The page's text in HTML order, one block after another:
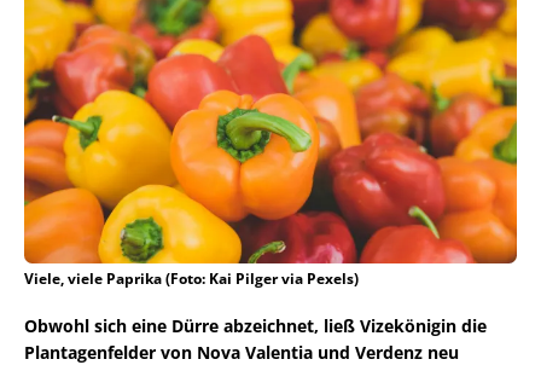
Viele, viele Paprika (Foto: Kai Pilger via Pexels)
Obwohl sich eine Dürre abzeichnet, ließ Vizekönigin die
Plantagenfelder von Nova Valentia und Verdenz neu